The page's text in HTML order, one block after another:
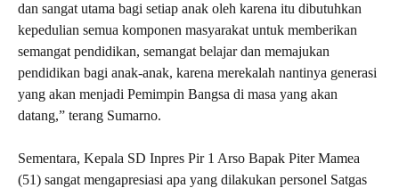
dan sangat utama bagi setiap anak oleh karena itu dibutuhkan
kepedulian semua komponen masyarakat untuk memberikan
semangat pendidikan, semangat belajar dan memajukan
pendidikan bagi anak-anak, karena merekalah nantinya generasi
yang akan menjadi Pemimpin Bangsa di masa yang akan
datang,” terang Sumarno.
Sementara, Kepala SD Inpres Pir 1 Arso Bapak Piter Mamea
(51) sangat mengapresiasi apa yang dilakukan personel Satgas